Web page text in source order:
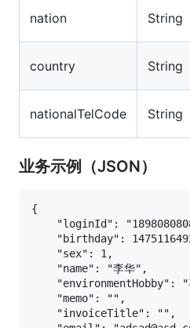
nation String
country String
nationalTelCode String
业务示例（JSON）
{
"loginId":
"birthday":
    "sex": 1,
    "name": "李华",
"environmentHobby": "
    "memo": "",
    "invoiceTitle": "",